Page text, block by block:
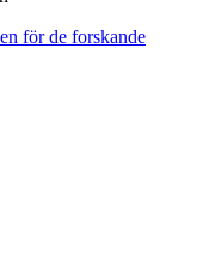
för de forskande